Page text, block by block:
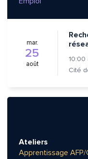
mar.
25
août
10:00
Ateliers
Apprentissage AFP/